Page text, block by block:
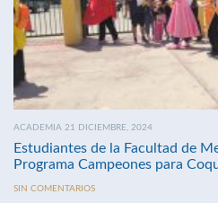
ACADEMIA 21 DICIEMBRE, 2024
Estudiantes de la Facultad de
Programa Campeones para
SIN COMENTARIOS